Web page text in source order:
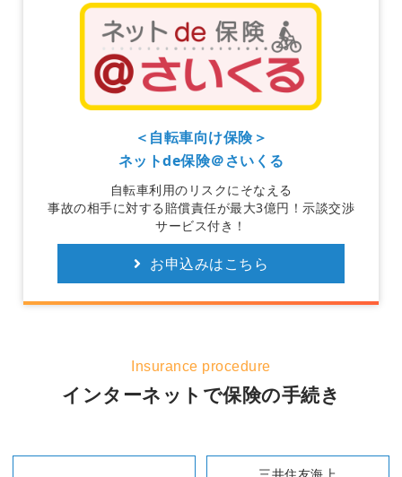
＜自転車向け保険＞
ネットde保険＠さいくる
自転車利用のリスクにそなえる
事故の相手に対する賠償責任が最大3億円！示談交渉
サービス付き！
お申込みはこちら
Insurance procedure
インターネットで保険の手続き